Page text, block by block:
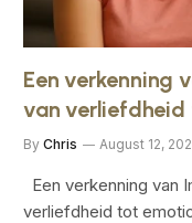
Een verkenning
van
By Chris August 12,
Een verkenning van
verliefdheid tot